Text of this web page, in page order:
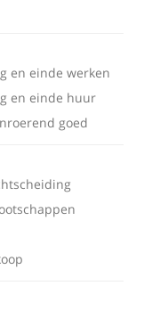
en einde werken
en einde huur
goed